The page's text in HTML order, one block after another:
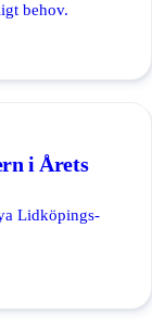
behov.
i Årets
Lidköpings-